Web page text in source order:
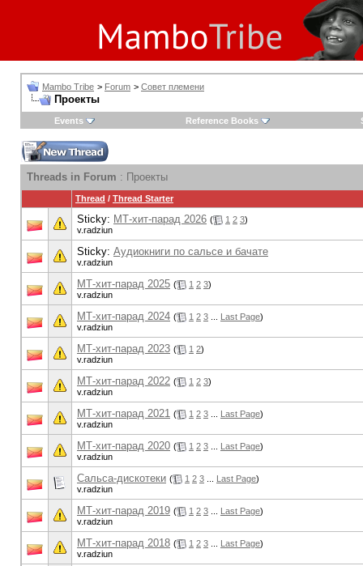
Mambo Tribe > Forum > Совет племени
Проекты
Events Reference Books
Threads in Forum : Проекты
Thread / Thread Starter
Sticky: МТ-хит-парад 2026 ( 1 2 3)
v.radziun
Sticky: Аудиокниги по сальсе и бачате
v.radziun
МТ-хит-парад 2025 ( 1 2 3)
v.radziun
МТ-хит-парад 2024 ( 1 2 3 Last Page)
v.radziun
МТ-хит-парад 2023 ( 1 2)
v.radziun
МТ-хит-парад 2022 ( 1 2 3)
v.radziun
МТ-хит-парад 2021 ( 1 2 3 Last Page)
v.radziun
МТ-хит-парад 2020 ( 1 2 3 Last Page)
v.radziun
Сальса-дискотеки ( 1 2 3 Last Page)
v.radziun
МТ-хит-парад 2019 ( 1 2 3 Last Page)
v.radziun
МТ-хит-парад 2018 ( 1 2 3 Last Page)
v.radziun